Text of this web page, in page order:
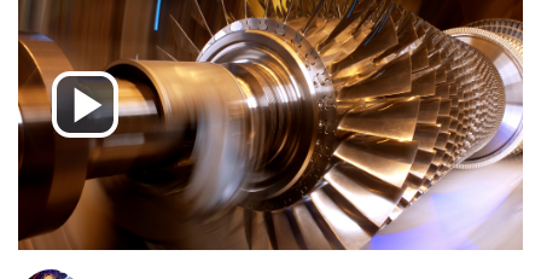
Воспроизвести
видео